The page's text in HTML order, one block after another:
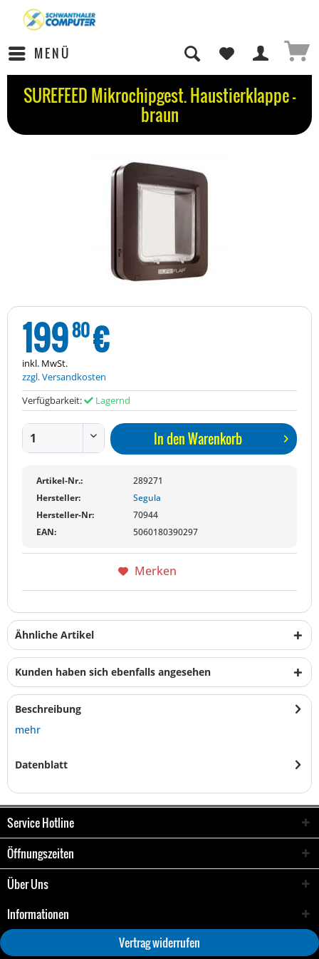
MENÜ
SUREFEED Mikrochipgest. Haustierklappe -
braun
19980€
inkl. MwSt.
zzgl. Versandkosten
Verfügbarkeit:
Lagernd
In denWarenkorb
Artikel-Nr.:
289271
Hersteller:
Segula
Hersteller-Nr:
70944
EAN:
5060180390297
Merken
Ähnliche Artikel
Kunden haben sich ebenfalls angesehen
Beschreibung
mehr
Datenblatt
Service Hotline
Öffnungszeiten
Über Uns
Informationen
Vertrag widerrufen